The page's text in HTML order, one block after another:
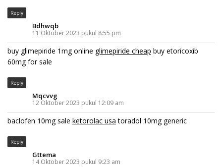
Reply
Bdhwqb
11 Oktober 2023 pukul 8:55 pm
buy glimepiride 1mg online glimepiride cheap buy etoricoxib
60mg for sale
Reply
Mqcvvg
12 Oktober 2023 pukul 12:09 am
baclofen 10mg sale ketorolac usa toradol 10mg generic
Reply
Gttema
14 Oktober 2023 pukul 9:23 am